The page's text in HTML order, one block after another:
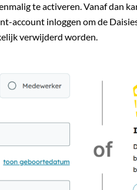
te activeren. Vanaf dan
account inloggen om de
verwijderd worden.